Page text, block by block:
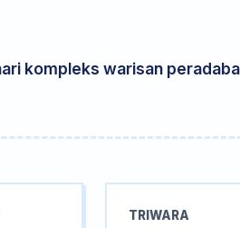
kompleks warisan
TRIWARA